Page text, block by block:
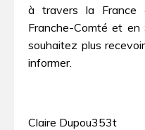
à travers la France
Franche-Comté et en
souhaitez plus
informer.
Claire Dupou353t